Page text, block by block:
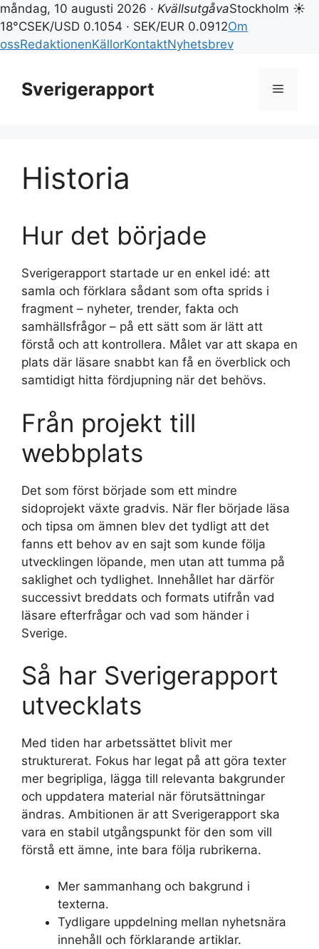
måndag, 10 augusti 2026 · KvällsutgåvaStockholm ☀
18°CSEK/USD 0.1054 · SEK/EUR 0.0912Om
ossRedaktionenKällorKontaktNyhetsbrev
innehållSverigerapport Meny
Historia
Hur det började
Sverigerapport startade ur en enkel idé: att
samla och förklara sådant som ofta sprids i
fragment – nyheter, trender, fakta och
samhällsfrågor – på ett sätt som är lätt att
förstå och att kontrollera. Målet var att skapa en
plats där läsare snabbt kan få en överblick och
samtidigt hitta fördjupning när det behövs.
Från projekt till
webbplats
Det som först började som ett mindre
sidoprojekt växte gradvis. När fler började läsa
och tipsa om ämnen blev det tydligt att det
fanns ett behov av en sajt som kunde följa
utvecklingen löpande, men utan att tumma på
saklighet och tydlighet. Innehållet har därför
successivt breddats och formats utifrån vad
läsare efterfrågar och vad som händer i
Sverige.
Så har Sverigerapport
utvecklats
Med tiden har arbetssättet blivit mer
strukturerat. Fokus har legat på att göra texter
mer begripliga, lägga till relevanta bakgrunder
och uppdatera material när förutsättningar
ändras. Ambitionen är att Sverigerapport ska
vara en stabil utgångspunkt för den som vill
förstå ett ämne, inte bara följa rubrikerna.
Mer sammanhang och bakgrund i
texterna.
Tydligare uppdelning mellan nyhetsnära
innehåll och förklarande artiklar.